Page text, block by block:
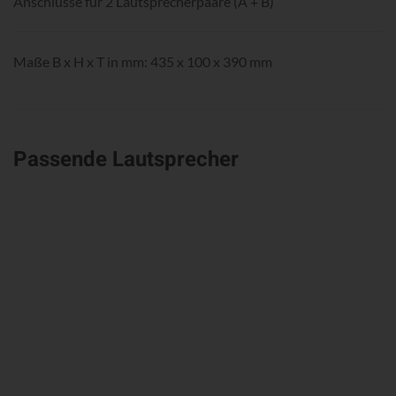
Maße B x H x T in mm: 435 x 100 x 390 mm
Passende Lautsprecher